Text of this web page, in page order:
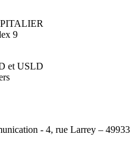
9
et USLD
- 4, rue Larrey – 49933